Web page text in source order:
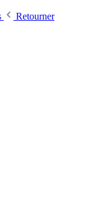
Retourner